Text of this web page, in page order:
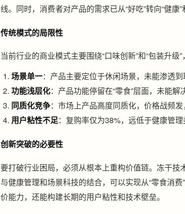
线。同时，消费者对产品的需求已从“好吃”转向“健康
传统模式的局限性
当前行业的商业模式主要围绕“口味创新”和“包装升级
场景单一：产品主要定位于休闲场景，未能渗透
功能浅层化：产品功能停留在“零食”层面，未能解
同质化竞争：市场上产品高度同质化，价格战频发
用户粘性不足：复购率仅为38%，远低于健康管理
创新突破的必要性
要打破行业困局，必须从根本上重构价值链。冻干
与健康管理和场景科技的结合，可以实现从“零食消
价能力，还能构建长期的用户粘性和技术壁垒。